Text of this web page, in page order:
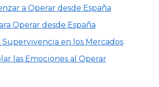
a Operar desde España
Operar desde España
Supervivencia en los Mercados
las Emociones al Operar